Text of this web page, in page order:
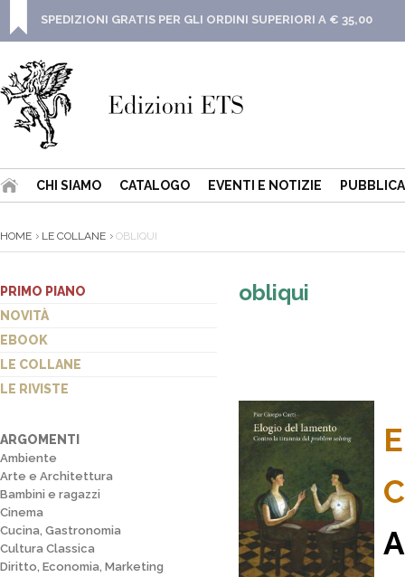
SPEDIZIONI GRATIS PER GLI ORDINI SUPERIORI A € 35,00
CHI SIAMO CATALOGO EVENTI E NOTIZIE
HOME LE COLLANE OBLIQUI
PRIMO PIANO
NOVITÀ
EBOOK
LE COLLANE
LE RIVISTE
ARGOMENTI
Ambiente
Arte e Architettura
Bambini e ragazzi
Cinema
Cucina, Gastronomia
Cultura Classica
Diritto, Economia, Marketing
obliqui